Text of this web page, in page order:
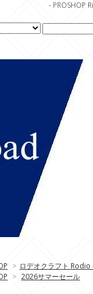
- PROSHOP
> ロデオクラフト
> 2026サマーセール